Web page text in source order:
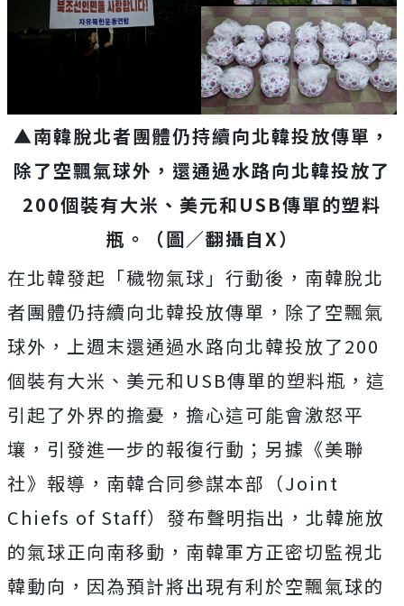
▲南韓脫北者團體仍持續向北韓投放傳單，
除了空飄氣球外，還通過水路向北韓投放了
200個裝有大米、美元和USB傳單的塑料
瓶。（圖／翻攝自X）
在北韓發起「穢物氣球」行動後，南韓脫北
者團體仍持續向北韓投放傳單，除了空飄氣
球外，上週末還通過水路向北韓投放了200
個裝有大米、美元和USB傳單的塑料瓶，這
引起了外界的擔憂，擔心這可能會激怒平
壤，引發進一步的報復行動； 另據《美聯
社》報導，南韓合同參謀本部（Joint
Chiefs of Staff）發布聲明指出，北韓施放
的氣球正向南移動，南韓軍方正密切監視北
韓動向，因為預計將出現有利於空飄氣球的